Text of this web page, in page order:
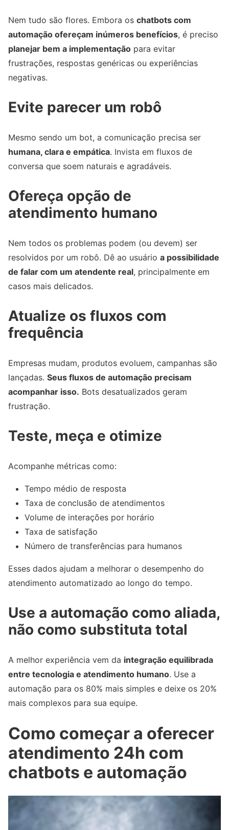
Nem tudo são flores. Embora os chatbots com
automação ofereçam inúmeros benefícios, é preciso
planejar bem a implementação para evitar
frustrações, respostas genéricas ou experiências
negativas.
Evite parecer um robô
Mesmo sendo um bot, a comunicação precisa ser
humana, clara e empática. Invista em fluxos de
conversa que soem naturais e agradáveis.
Ofereça opção de
atendimento humano
Nem todos os problemas podem (ou devem) ser
resolvidos por um robô. Dê ao usuário a possibilidade
de falar com um atendente real, principalmente em
casos mais delicados.
Atualize os fluxos com
frequência
Empresas mudam, produtos evoluem, campanhas são
lançadas. Seus fluxos de automação precisam
acompanhar isso. Bots desatualizados geram
frustração.
Teste, meça e otimize
Acompanhe métricas como:
Tempo médio de resposta
Taxa de conclusão de atendimentos
Volume de interações por horário
Taxa de satisfação
Número de transferências para humanos
Esses dados ajudam a melhorar o desempenho do
atendimento automatizado ao longo do tempo.
Use a automação como aliada,
não como substituta total
A melhor experiência vem da integração equilibrada
entre tecnologia e atendimento humano. Use a
automação para os 80% mais simples e deixe os 20%
mais complexos para sua equipe.
Como começar a oferecer
atendimento 24h com
chatbots e automação